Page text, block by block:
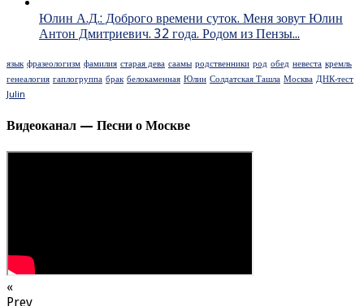
Юлин А.Д.: Доброго времени суток. Меня зовут Юлин
Антон Дмитриевич. 32 года. Родом из Пензы...
язык фразеологизм фамилия старая дева саамы родственники род обед невеста кремль
генеалогия гаплогруппа брак белокаменная Юлин Солдатская Ташла Москва ДНК-тест
Julin
Видеоканал — Песни о Москве
«
Prev